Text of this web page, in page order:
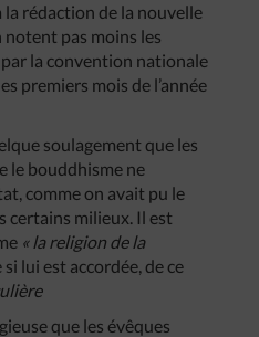
la rédaction de la nouvelle
notent pas moins les
la convention nationale
premiers mois de l’année
soulagement que les
le bouddhisme ne
comme on avait pu le
certains milieux. Il est
« la religion de la
si lui est accordée, de ce
que les évêques